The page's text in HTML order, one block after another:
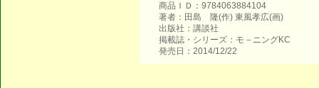
商品ＩＤ：9784063884104
著者：田島 隆(作) 東風孝広(画)
出版社：講談社
掲載誌・シリーズ：モ－ニングKC
発売日：2014/12/22